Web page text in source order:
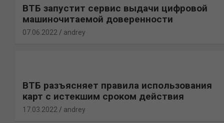
ВТБ запустит сервис выдачи цифровой
машиночитаемой доверенности
07.06.2022 andrey
ВТБ разъясняет правила использования
карт с истекшим сроком действия
17.03.2022 andrey